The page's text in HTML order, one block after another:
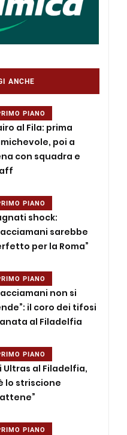
ANCHE
PIANO
al Fila: prima
poi a
con squadra e
PIANO
shock:
sarebbe
per la Roma”
PIANO
non si
il coro dei tifosi
al Filadelfia
PIANO
Ultras al Filadelfia,
lo striscione
PIANO